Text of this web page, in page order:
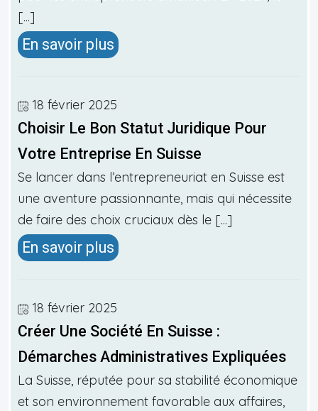
[...]
En savoir plus
18 février 2025
Choisir Le Bon Statut Juridique Pour
Votre Entreprise En Suisse
Se lancer dans l’entrepreneuriat en Suisse est
une aventure passionnante, mais qui nécessite
de faire des choix cruciaux dès le [...]
En savoir plus
18 février 2025
Créer Une Société En Suisse :
Démarches Administratives Expliquées
La Suisse, réputée pour sa stabilité économique
et son environnement favorable aux affaires,